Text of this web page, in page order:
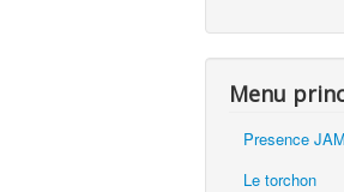
Menu
Presence JAM
Le torchon